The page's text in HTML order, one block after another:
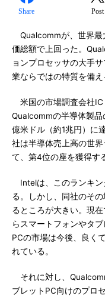
Share Post
Qualcommが、世界最
価総額で上回った。
ョンプロセッサの大手
業ならではの特質を備え
米国の市場調査会社IC
Qualcommの半導体製
億米ドル（約1兆円）に
社は半導体売上高の世
て、第4位の座を獲得す
Intelは、このランキン
る。しかし、同社のそ
るところが大きい。現
らスマートフォンやタ
PCの市場は今後、良く
れている。
それに対し、
ブレットPC向けのプロ